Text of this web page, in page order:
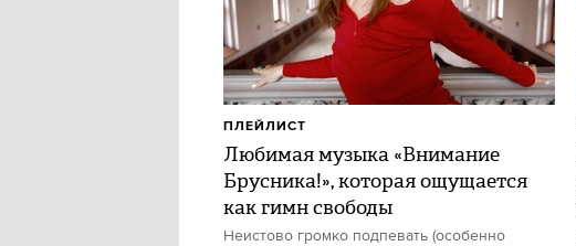
Любимая музыка «Внимание
Брусника!», которая ощущается
как гимн свободы
Неистово громко подпевать (особенно
ПЛЕЙЛИСТ